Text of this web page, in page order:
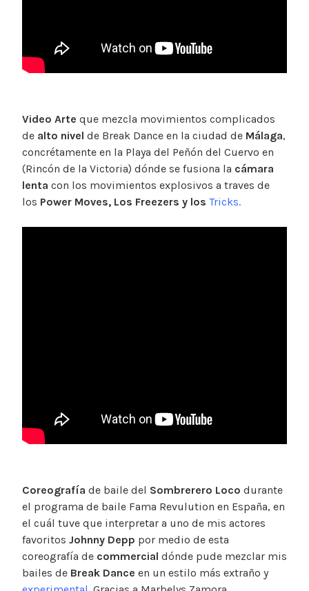
Video Arte que mezcla movimientos complicados
de alto nivel de Break Dance en la ciudad de Málaga,
concrétamente en la Playa del Peñón del Cuervo en
(Rincón de la Victoria) dónde se fusiona la cámara
lenta con los movimientos explosivos a traves de
los Power Moves, Los Freezers y los Tricks.
Coreografía de baile del Sombrerero Loco durante
el programa de baile Fama Revulution en España, en
el cuál tuve que interpretar a uno de mis actores
favoritos Johnny Depp por medio de esta
coreografía de commercial dónde pude mezclar mis
bailes de Break Dance en un estilo más extraño y